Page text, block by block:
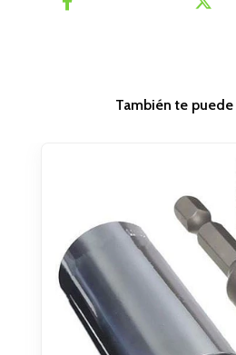
También te puede